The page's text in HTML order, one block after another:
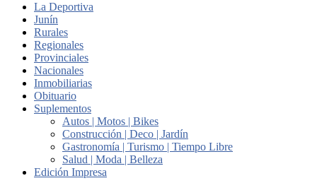
La Deportiva
Junín
Rurales
Regionales
Provinciales
Nacionales
Inmobiliarias
Obituario
Suplementos
Autos | Motos | Bikes
Construcción | Deco | Jardín
Gastronomía | Turismo | Tiempo Libre
Salud | Moda | Belleza
Edición Impresa